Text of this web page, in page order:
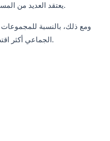
يعتقد العديد من المسافرين أن التحويلات الخاصة مكلفة.
ومع ذلك، بالنسبة للمجموعات
الجماعي أكثر اقتصادية من طلب عدة سيارات أجرة.